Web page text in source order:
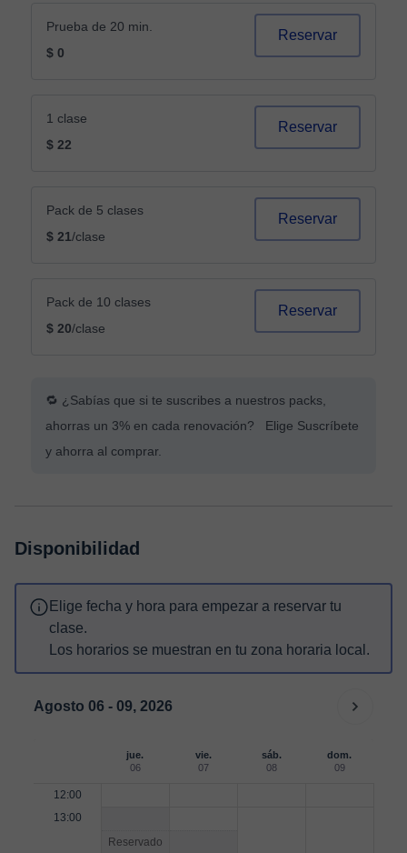
Prueba de 20 min.
$ 0
Reservar
1 clase
$ 22
Reservar
Pack de 5 clases
$ 21/clase
Reservar
Pack de 10 clases
$ 20/clase
Reservar
🔁 ¿Sabías que si te suscribes a nuestros packs,
ahorras un 3% en cada renovación? Elige Suscríbete
y ahorra al comprar.
Disponibilidad
Elige fecha y hora para empezar a reservar tu
clase.
Los horarios se muestran en tu zona horaria local.
Agosto 06 - 09, 2026
jue.
06
vie.
07
sáb.
08
dom.
09
12:00
13:00
Reservado